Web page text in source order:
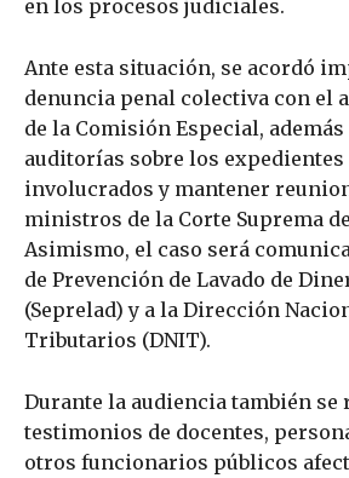
en los procesos judiciales.
Ante esta situación, se acordó
denuncia penal colectiva con el
de la Comisión Especial,
auditorías sobre los
involucrados y mantener
ministros de la Corte Suprema
Asimismo, el caso será
de Prevención de Lavado de
(Seprelad) y a la Dirección
Tributarios (DNIT).
Durante la audiencia también se
testimonios de docentes,
otros funcionarios públicos